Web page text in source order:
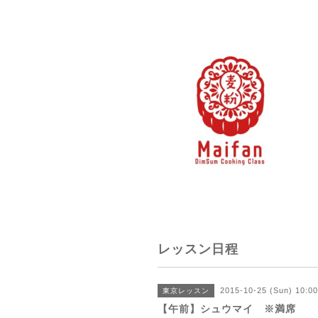
レッスン日程
東京レッスン 2015-10-25 (Sun)
【午前】シュウマイ ※満席